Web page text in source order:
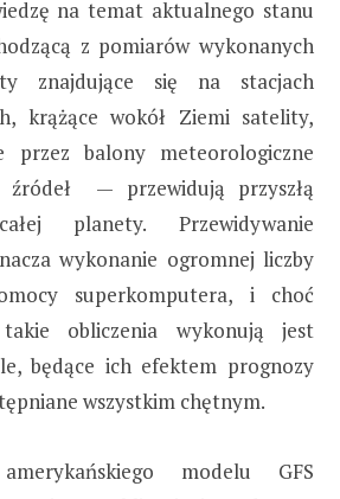
na temat aktualnego stanu
z pomiarów wykonanych
znajdujące się na stacjach
krążące wokół Ziemi satelity,
przez balony meteorologiczne
— przewidują przyszłą
planety. Przewidywanie
wykonanie ogromnej liczby
superkomputera, i choć
obliczenia wykonują jest
będące ich efektem prognozy
wszystkim chętnym.
modelu GFS